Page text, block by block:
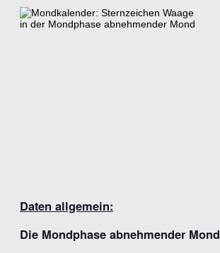
Daten allgemein:
Die Mondphase abnehmender Mond